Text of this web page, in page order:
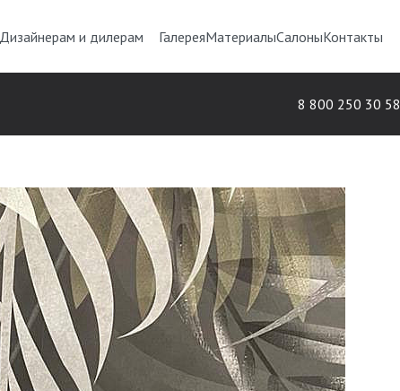
Дизайнерам и дилерам ГалереяМатериалыСалоныКонтакты
8 800 250 30 58